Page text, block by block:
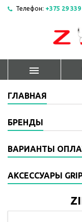
Телефон: +375 29

ГЛАВНАЯ
БРЕНДЫ
ВАРИАНТЫ
АКСЕССУАРЫ